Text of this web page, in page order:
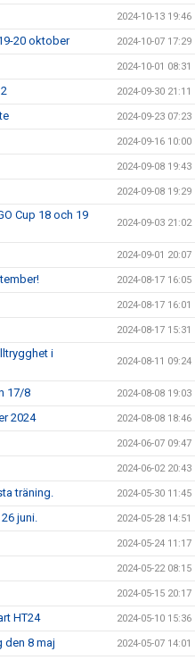
2024-10-13 19:46
20 oktober 2024-10-07 17:29
2024-10-01 08:31
2024-09-30 21:11
2024-09-23 07:23
2024-09-16 10:00
2024-09-08 19:43
2024-09-08 19:29
Cup 18 och 19
2024-09-03 21:02
2024-09-01 20:07
2024-08-17 16:05
2024-08-17 16:01
2024-08-17 15:31
i
2024-08-11 09:24
17/8 2024-08-08 19:03
2024 2024-08-08 18:46
2024-06-07 09:47
2024-06-02 20:43
träning. 2024-05-30 11:45
juni. 2024-05-28 14:51
2024-05-24 11:17
2024-05-22 08:15
2024-05-15 20:17
HT24 2024-05-10 15:36
den 8 maj 2024-05-07 14:01